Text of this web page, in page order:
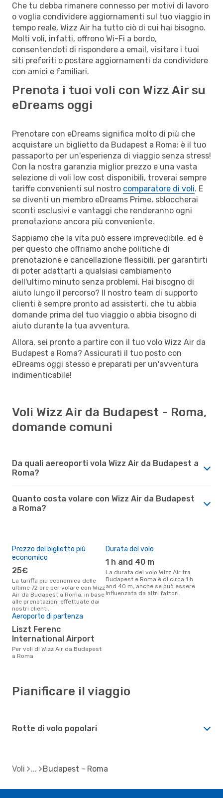
Che tu debba rimanere connesso per motivi di lavoro
o voglia condividere aggiornamenti sul tuo viaggio in
tempo reale, Wizz Air ha tutto ciò di cui hai bisogno.
Molti voli, infatti, offrono Wi-Fi a bordo,
consentendoti di rispondere a email, visitare i tuoi
siti preferiti o postare aggiornamenti da condividere
con amici e familiari.
Prenota i tuoi voli con Wizz Air su
eDreams oggi
Prenotare con eDreams significa molto di più che
acquistare un biglietto da Budapest a Roma: è il tuo
passaporto per un'esperienza di viaggio senza stress!
Con la nostra garanzia miglior prezzo e una vasta
selezione di voli low cost disponibili, troverai sempre
tariffe convenienti sul nostro comparatore di voli. E
se diventi un membro eDreams Prime, sbloccherai
sconti esclusivi e vantaggi che renderanno ogni
prenotazione ancora più conveniente.
Sappiamo che la vita può essere imprevedibile, ed è
per questo che offriamo anche politiche di
prenotazione e cancellazione flessibili, per garantirti
di poter adattarti a qualsiasi cambiamento
dell'ultimo minuto senza problemi. Hai bisogno di
aiuto lungo il percorso? Il nostro team di supporto
clienti è sempre pronto ad assisterti, che tu abbia
domande prima del tuo viaggio o abbia bisogno di
aiuto durante la tua avventura.
Allora, sei pronto a partire con il tuo volo Wizz Air da
Budapest a Roma? Assicurati il tuo posto con
eDreams oggi stesso e preparati per un'avventura
indimenticabile!
Voli Wizz Air da Budapest - Roma,
domande comuni
Da quali aereoporti vola Wizz Air da Budapest a
Roma?
Quanto costa volare con Wizz Air da Budapest
a Roma?
Prezzo del biglietto più
economico
25€
La tariffa più economica delle
ultime 72 ore per volare con Wizz
Air da Budapest a Roma, in base
alle prenotazioni effettuate dai
nostri clienti.
Durata del volo
1 h and 40 m
La durata del volo Wizz Air tra
Budapest e Roma è di circa 1 h
and 40 m, anche se può essere
influenzata da altri fattori.
Aeroporto di partenza
Liszt Ferenc
International Airport
Per voli di Wizz Air da Budapest
a Roma
Pianificare il viaggio
Rotte di volo popolari
Voli Budapest - Roma